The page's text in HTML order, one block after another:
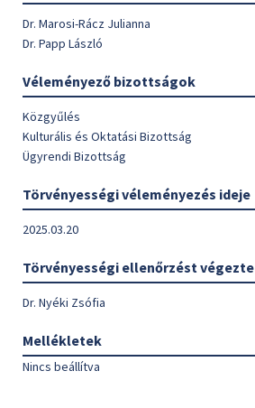
Dr. Marosi-Rácz Julianna
Dr. Papp László
Véleményező bizottságok
Közgyűlés
Kulturális és Oktatási Bizottság
Ügyrendi Bizottság
Törvényességi véleményezés ideje
2025.03.20
Törvényességi ellenőrzést végezte
Dr. Nyéki Zsófia
Mellékletek
Nincs beállítva